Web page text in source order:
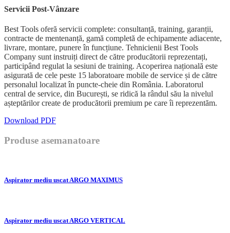
Servicii Post-Vânzare
Best Tools oferă servicii complete: consultanță, training, garanții,
contracte de mentenanță, gamă completă de echipamente adiacente,
livrare, montare, punere în funcțiune. Tehnicienii Best Tools
Company sunt instruiți direct de către producătorii reprezentați,
participând regulat la sesiuni de training. Acoperirea națională este
asigurată de cele peste 15 laboratoare mobile de service și de către
personalul localizat în puncte-cheie din România. Laboratorul
central de service, din București, se ridică la rândul său la nivelul
așteptărilor create de producătorii premium pe care îi reprezentăm.
Download PDF
Produse asemanatoare
Aspirator mediu uscat ARGO MAXIMUS
Aspirator mediu uscat ARGO VERTICAL